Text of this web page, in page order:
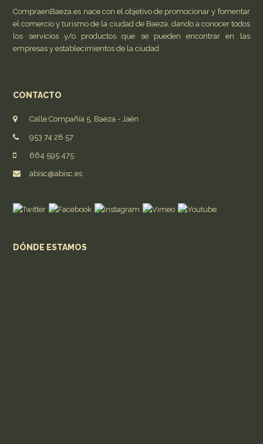
CompraenBaeza.es nace con el objetivo de promocionar y fomentar
el comercio y turismo de la ciudad de Baeza, dando a conocer todos
los servicios y/o productos que se pueden encontrar en las
empresas y establecimientos de la ciudad.
CONTACTO
Calle Compañía 5, Baeza - Jaén
953 74 28 57
664 595 475
abisc@abisc.es
DÓNDE ESTAMOS